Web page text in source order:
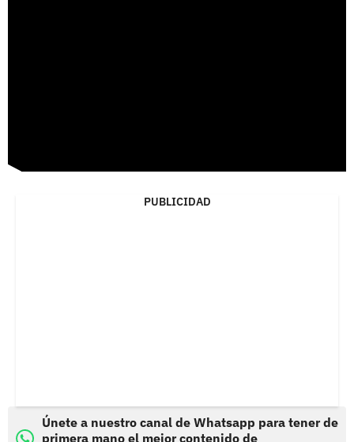
PUBLICIDAD
Únete a nuestro canal de Whatsapp para tener de
primera mano el mejor contenido de